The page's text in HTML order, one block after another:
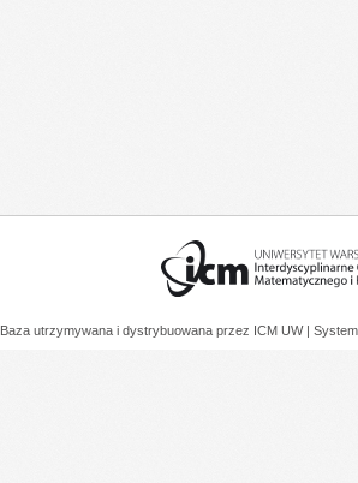
Baza utrzymywana i dystrybuowana przez ICM UW |